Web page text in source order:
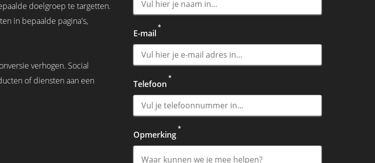
doelgroep te targetten.
in bepaalde pagina's,
verhogen. Social
of diensten aan een
E-mail
*
Telefoon
*
Opmerking
*